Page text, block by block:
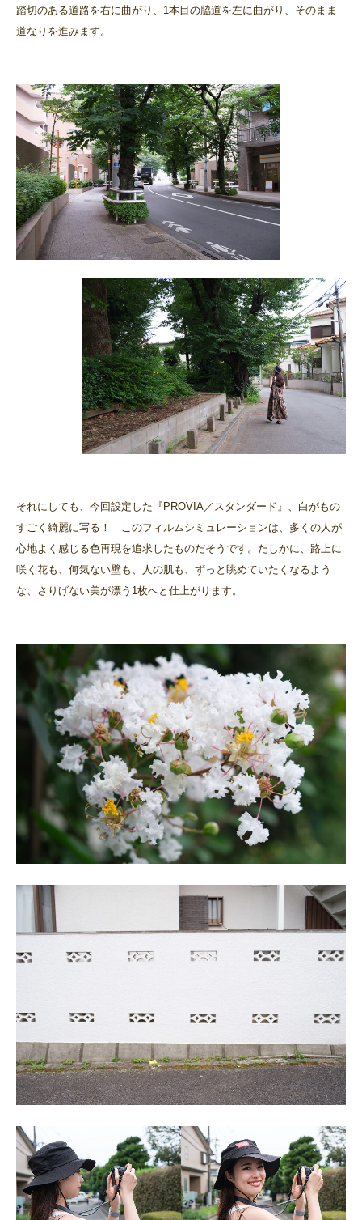
踏切のある道路を右に曲がり、1本目の脇道を左に曲がり、そのまま
道なりを進みます。
それにしても、今回設定した『PROVIA／スタンダード』、白がもの
すごく綺麗に写る！ このフィルムシミュレーションは、多くの人が
心地よく感じる色再現を追求したものだそうです。たしかに、路上に
咲く花も、何気ない壁も、人の肌も、ずっと眺めていたくなるよう
な、さりげない美が漂う1枚へと仕上がります。